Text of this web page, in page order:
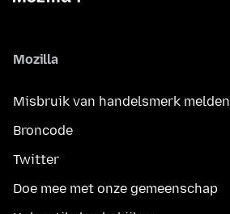
Mozilla
Misbruik van handelsmerk melden
Broncode
Twitter
Doe mee met onze gemeenschap